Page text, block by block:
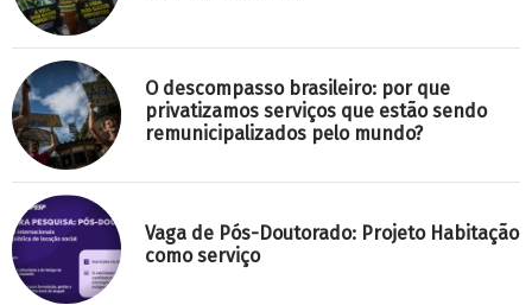
O descompasso brasileiro: por que
privatizamos serviços que estão sendo
remunicipalizados pelo mundo?
Vaga de Pós-Doutorado: Projeto Habitação
como serviço